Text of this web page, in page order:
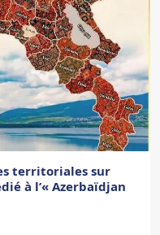
territoriales sur
à l’« Azerbaïdjan